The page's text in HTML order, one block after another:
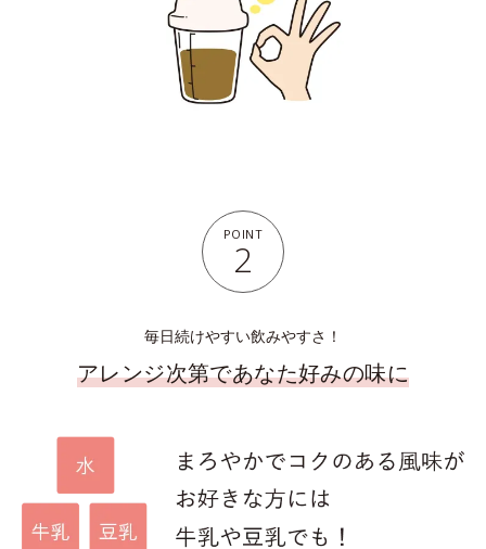
POINT
2
毎日続けやすい飲みやすさ！
アレンジ次第であなた好みの味に